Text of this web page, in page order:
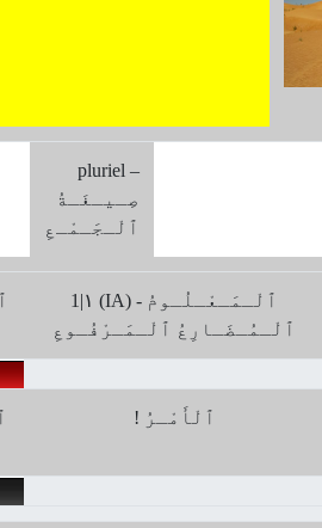
pluriel –
صِـيـغَـةُ
ﭐلْـجَـمْـعِ
1|۱ (IA) ﭐلْـمَـعْـلُـومُ -
ﭐلْـمُـضَـارِعُ ﭐلْـمَـرْفُـوعِ
! ٱلْأَمْـرُ